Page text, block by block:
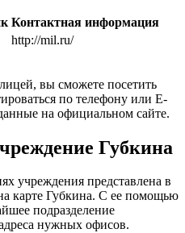
Контактная информация
http://mil.ru/
вы сможете посетить
по телефону или E-
на официальном сайте.
Губкина
учреждения представлена в
карте Губкина. С ее помощью
подразделение
нужных офисов.